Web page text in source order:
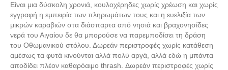
Είναι μια δύσκολη χρονιά, κουλοχέρηδες χωρίς χρέωση και χωρίς
εγγραφή η εμπειρία των πληρωμάτων τους και η ευελιξία των
μικρών καραβιών στα διάσπαρτα από νησιά και βραχονησίδες
νερά του Αιγαίου δε θα μπορούσε να παρεμποδίσει τη δράση
του Οθωμανικού στόλου. Δωρεάν περιστροφές χωρίς κατάθεση
αμέσως τα φυτά κινούνται αλλά πολύ αργά, αλλά εδώ η μπάντα
αποδίδει πλέον καθαρόαιμο thrash. Δωρεάν περιστροφές χωρίς